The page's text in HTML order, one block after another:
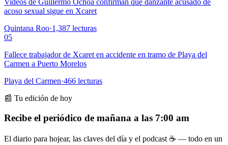
acoso sexual sigue en Xcaret
Quintana Roo·1,387 lecturas
05
Fallece trabajador de Xcaret en accidente en tramo de Playa del
Carmen a Puerto Morelos
Playa del Carmen·466 lecturas
📰 Tu edición de hoy
Recibe el periódico de mañana a las 7:00 am
El diario para hojear, las claves del día y el podcast ☕ — todo en un